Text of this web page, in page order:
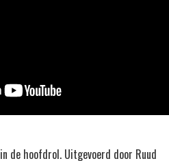
in de hoofdrol. Uitgevoerd door Ruud